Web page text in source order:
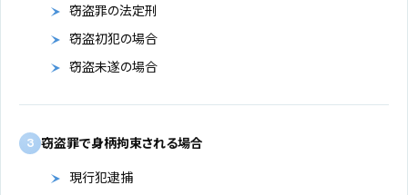
窃盗罪の法定刑
窃盗初犯の場合
窃盗未遂の場合
3 窃盗罪で身柄拘束される場合
現行犯逮捕